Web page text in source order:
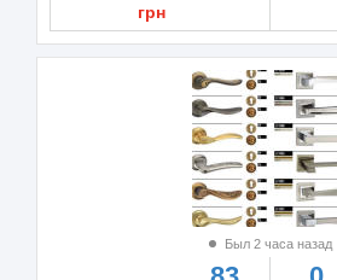
грн
Был 2 часа назад